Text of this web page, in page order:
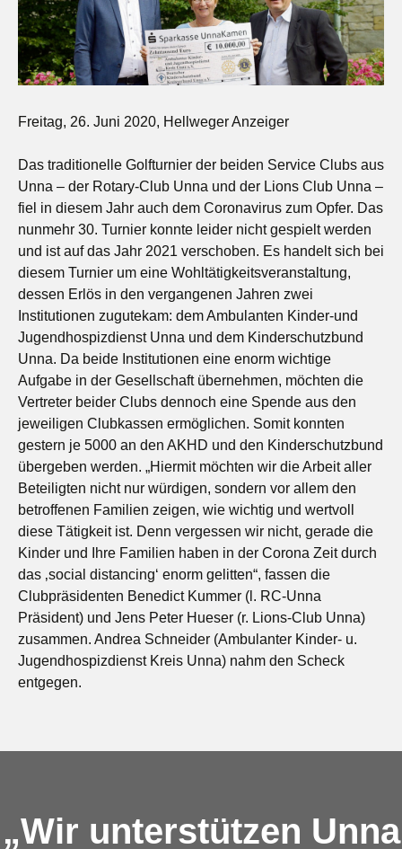
Freitag, 26. Juni 2020, Hellweger Anzeiger
Das traditionelle Golfturnier der beiden Service Clubs aus
Unna – der Rotary-Club Unna und der Lions Club Unna –
fiel in diesem Jahr auch dem Coronavirus zum Opfer. Das
nunmehr 30. Turnier konnte leider nicht gespielt werden
und ist auf das Jahr 2021 verschoben. Es handelt sich bei
diesem Turnier um eine Wohltätigkeitsveranstaltung,
dessen Erlös in den vergangenen Jahren zwei
Institutionen zugutekam: dem Ambulanten Kinder-und
Jugendhospizdienst Unna und dem Kinderschutzbund
Unna. Da beide Institutionen eine enorm wichtige
Aufgabe in der Gesellschaft übernehmen, möchten die
Vertreter beider Clubs dennoch eine Spende aus den
jeweiligen Clubkassen ermöglichen. Somit konnten
gestern je 5000 an den AKHD und den Kinderschutzbund
übergeben werden. „Hiermit möchten wir die Arbeit aller
Beteiligten nicht nur würdigen, sondern vor allem den
betroffenen Familien zeigen, wie wichtig und wertvoll
diese Tätigkeit ist. Denn vergessen wir nicht, gerade die
Kinder und Ihre Familien haben in der Corona Zeit durch
das ‚social distancing‘ enorm gelitten“, fassen die
Clubpräsidenten Benedict Kummer (l. RC-Unna
Präsident) und Jens Peter Hueser (r. Lions-Club Unna)
zusammen. Andrea Schneider (Ambulanter Kinder- u.
Jugendhospizdienst Kreis Unna) nahm den Scheck
entgegen.
„Wir unterstützen Unna